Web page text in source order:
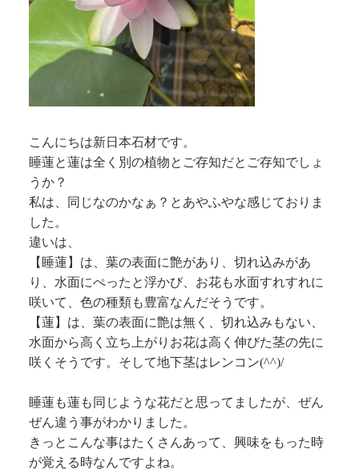
こんにちは新日本石材です。
睡蓮と蓮は全く別の植物とご存知だとご存知でしょ
うか？
私は、同じなのかなぁ？とあやふやな感じておりま
した。
違いは、
【睡蓮】は、葉の表面に艶があり、切れ込みがあ
り、水面にぺったと浮かび、お花も水面すれすれに
咲いて、色の種類も豊富なんだそうです。
【蓮】は、葉の表面に艶は無く、切れ込みもない、
水面から高く立ち上がりお花は高く伸びた茎の先に
咲くそうです。そして地下茎はレンコン(^^)/
睡蓮も蓮も同じような花だと思ってましたが、ぜん
ぜん違う事がわかりました。
きっとこんな事はたくさんあって、興味をもった時
が覚える時なんですよね。